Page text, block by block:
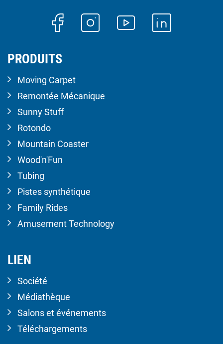
PRODUITS
Moving Carpet
Remontée Mécanique
Sunny Stuff
Rotondo
Mountain Coaster
Wood'n'Fun
Tubing
Pistes synthétique
Family Rides
Amusement Technology
LIEN
Société
Médiathèque
Salons et événements
Téléchargements